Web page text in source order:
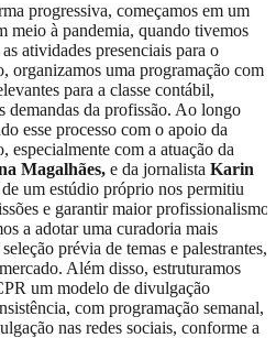
progressiva, começamos em um
meio à pandemia, quando tivemos
atividades presenciais para o
organizamos uma programação com
para a classe contábil,
demandas da profissão. Ao longo
esse processo com o apoio da
especialmente com a atuação da
Magalhães, e da jornalista Karin
um estúdio próprio nos permitiu
e garantir maior profissionalismo
a adotar uma curadoria mais
prévia de temas e palestrantes,
Além disso, estruturamos
um modelo de divulgação
com programação semanal,
nas redes sociais, conforme a